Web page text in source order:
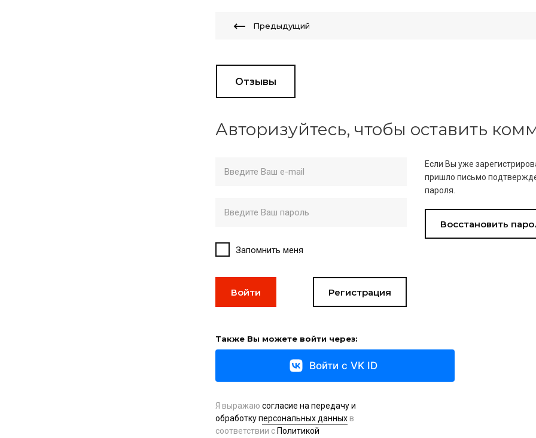
Предыдущий
Отзывы
Авторизуйтесь, чтобы оставить
Запомнить меня
Войти Регистрация
Если Вы уже
пришло письмо
пароля.
Восстановить
Также Вы можете войти через:
Войти с VK ID
Я выражаю согласие на передачу и
обработку персональных данных в
соответствии с Политикой